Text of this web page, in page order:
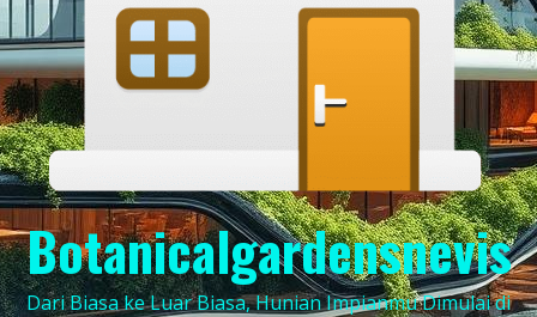
Botanicalgardensnevis
Dari Biasa ke Luar Biasa, Hunian Impianmu Dimulai di